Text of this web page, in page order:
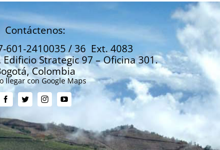
Contáctenos:
601-2410035 / 36 Ext. 4083
Edificio Strategic 97 – Oficina 301.
Colombia
llegar con Google Maps